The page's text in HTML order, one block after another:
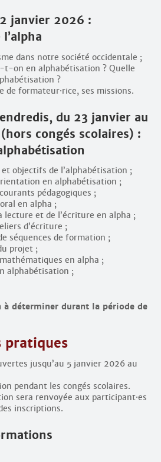
janvier 2026 :
dans notre société occidentale ;
on en alphabétisation ? Quelle
?
de formateur·rice, ses missions.
du 23 janvier au
congés scolaires) :
objectifs de l’alphabétisation ;
en alphabétisation ;
pédagogiques ;
en alpha ;
lecture et de l’écriture en alpha ;
d’écriture ;
séquences de formation ;
projet ;
en alpha ;
alphabétisation ;
à déterminer durant la période de
pratiques
jusqu’au 5 janvier 2026 au
pendant les congés scolaires.
sera renvoyée aux participant·es
inscriptions.